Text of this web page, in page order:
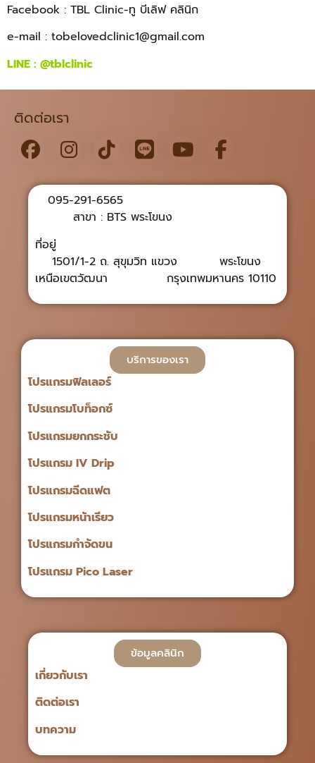
Facebook : TBL Clinic-ทู บีเลิฟ คลินิก
e-mail : tobelovedclinic1@gmail.com
LINE : @tblclinic
ติดต่อเรา
095-291-6565
สาขา : BTS พระโขนง
ที่อยู่
1501/1-2 ถ. สุขุมวิท แขวง พระโขนง
เหนือเขตวัฒนา กรุงเทพมหานคร 10110
บริการของเรา
โปรแกรมฟิลเลอร์
โปรแกรมโบท็อกซ์
โปรแกรมยกกระชับ
โปรแกรม IV Drip
โปรแกรมฉีดแฟต
โปรแกรมหน้าเรียว
โปรแกรมกำจัดขน
โปรแกรม Pico Laser
ข้อมูลคลินิก
เกี่ยวกับเรา
ติดต่อเรา
บทความ